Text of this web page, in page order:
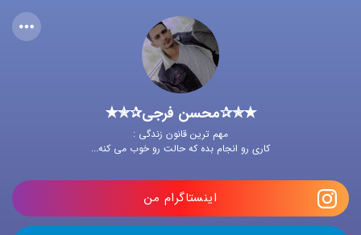
✭✯✰محسن فرجی✰✯✭
مهم ترین قانون زندگی :
کاری رو انجام بده که حالت رو خوب می کنه...
اینستاگرام من